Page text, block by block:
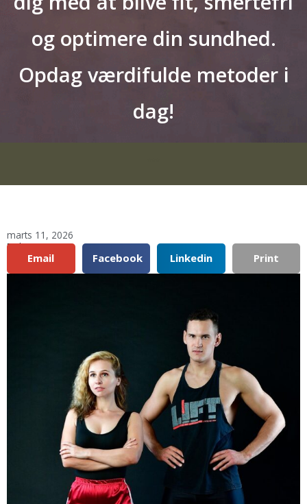
og optimere din sundhed.
Opdag værdifulde metoder i
dag!
marts 11, 2026
Del:
Email Facebook Linkedin Print